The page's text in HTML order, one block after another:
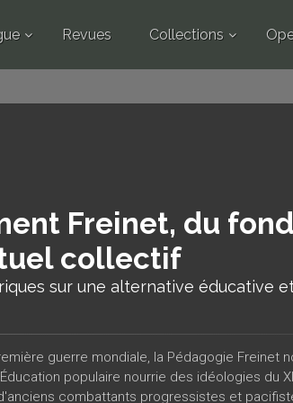
Revues Collections
Freinet, du
collectif
sur une alternative éducative
guerre mondiale, la Pédagogie Freinet
populaire nourrie des idéologies du
combattants progressistes et